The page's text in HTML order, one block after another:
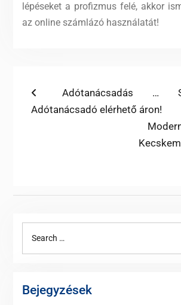
lépéseket a profizmus felé, akkor
az online számlázó használatát!
Bejegyzés
navigáció
Previous
post:
Adótanácsadás …
Adótanácsadó elérhető áron!
Next
post:
Bejegyzések